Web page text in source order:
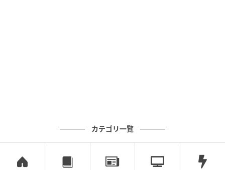
※記事の内容は公開当時の情報であり、現在と異なる
場合があります。記事の内容は個人の感想です。
カテゴリ一覧